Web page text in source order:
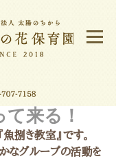
来る！
捌き教室』です。
かなグループの活動を